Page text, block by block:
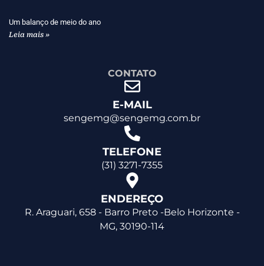
Um balanço de meio do ano
Leia mais »
CONTATO
E-MAIL
sengemg@sengemg.com.br
TELEFONE
(31) 3271-7355
ENDEREÇO
R. Araguari, 658 - Barro Preto -Belo Horizonte -
MG, 30190-114